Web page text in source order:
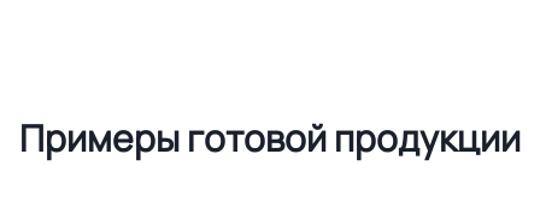
Примеры готовой продукции